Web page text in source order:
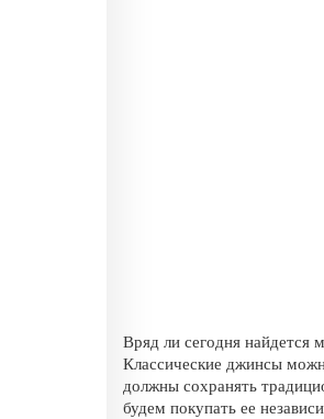
Вряд ли сегодня найдется
Классические джинсы
должны сохранять
будем покупать ее